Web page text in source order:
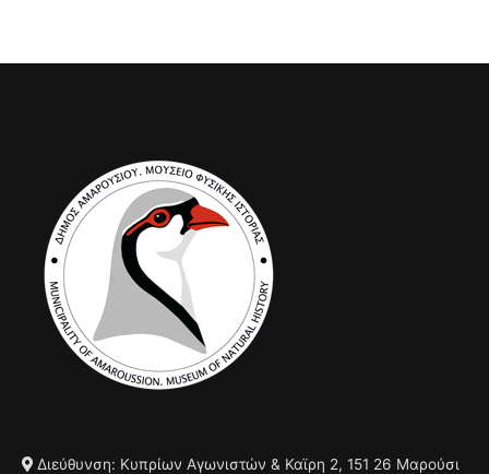
Διεύθυνση: Κυπρίων Αγωνιστών & Καϊρη 2, 151 26 Μαρούσι